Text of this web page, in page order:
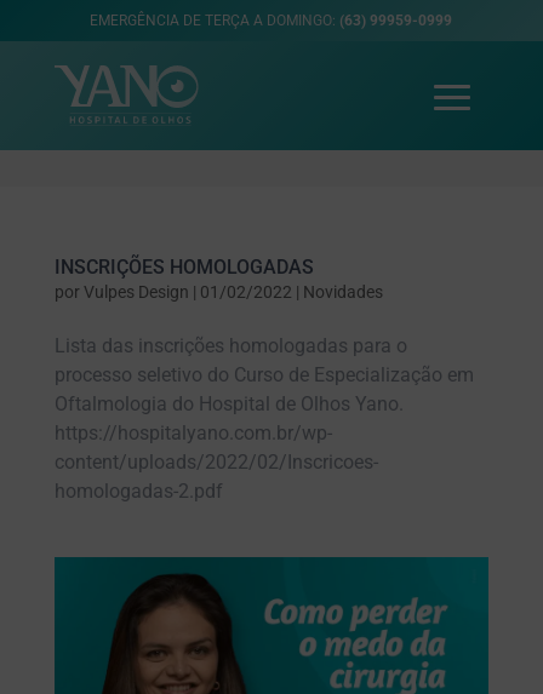
EMERGÊNCIA DE TERÇA A DOMINGO: (63) 99959-0999
INSCRIÇÕES HOMOLOGADAS
porVulpes Design | 01/02/2022 | Novidades
Lista das inscrições homologadas para o
processo seletivo do Curso de Especialização em
Oftalmologia do Hospital de Olhos Yano.
https://hospitalyano.com.br/wp-
content/uploads/2022/02/Inscricoes-
homologadas-2.pdf